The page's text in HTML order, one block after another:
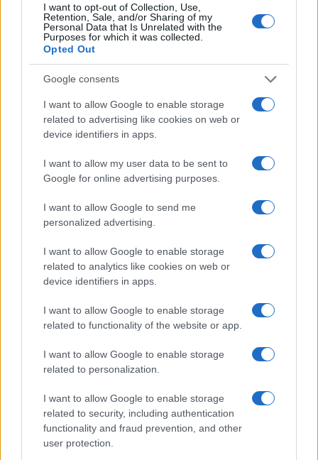
I want to opt-out of Collection, Use,
Retention, Sale, and/or Sharing of my
Personal Data that Is Unrelated with the
Purposes for which it was collected.
Opted Out
Google consents
I want to allow Google to enable storage
related to advertising like cookies on web or
device identifiers in apps.
I want to allow my user data to be sent to
Google for online advertising purposes.
I want to allow Google to send me
personalized advertising.
I want to allow Google to enable storage
related to analytics like cookies on web or
device identifiers in apps.
I want to allow Google to enable storage
related to functionality of the website or app.
I want to allow Google to enable storage
related to personalization.
I want to allow Google to enable storage
related to security, including authentication
functionality and fraud prevention, and other
user protection.
Papa Leone XIV incontra i giovani ad Assisi: il richiamo
alla pace e alla solidarietà
NEWS
Caldo record in Europa: rischi per la salute e ambiente
NEWS